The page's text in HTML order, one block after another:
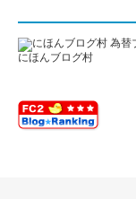
にほんブログ村